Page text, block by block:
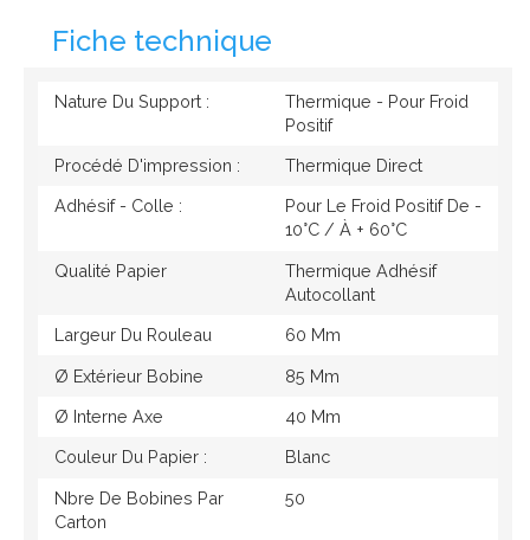
Fiche technique
Nature Du Support :
Thermique - Pour Froid
Positif
Procédé D'impression : Thermique Direct
Adhésif - Colle :
Pour Le Froid Positif De -
10°c / À + 60°c
Qualité Papier
Thermique Adhésif
Autocollant
Largeur Du Rouleau 60 Mm
Ø Extérieur Bobine 85 Mm
Ø Interne Axe 40 Mm
Couleur Du Papier : Blanc
Nbre De Bobines Par
Carton
50